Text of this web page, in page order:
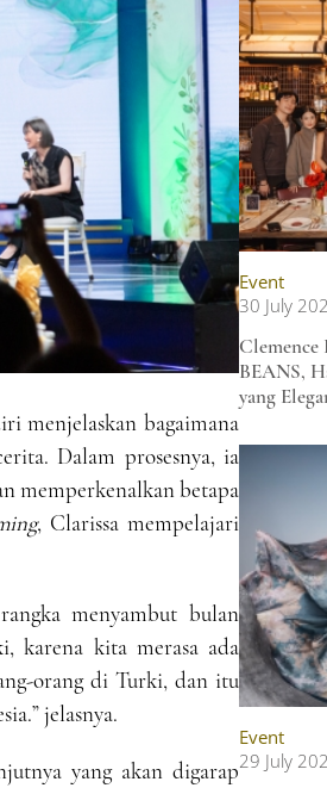
menjelaskan bagaimana
Dalam prosesnya, ia
memperkenalkan betapa
, Clarissa mempelajari
menyambut bulan
karena kita merasa ada
orang di Turki, dan itu
jelasnya.
yang akan digarap
Event
30 July
BEANS,
yang
Event
29 July